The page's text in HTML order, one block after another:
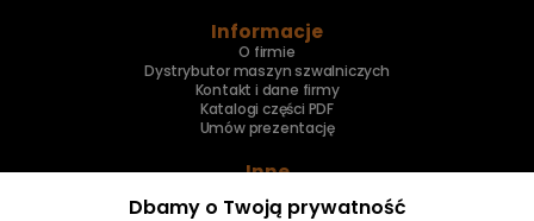
Informacje
O firmie
Dystrybutor maszyn szwalniczych
Kontakt i dane firmy
Katalogi części PDF
Umów prezentację
Inne
Naprawa maszyn
Dbamy o Twoją prywatność